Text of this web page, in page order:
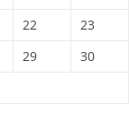
22
23
29
30